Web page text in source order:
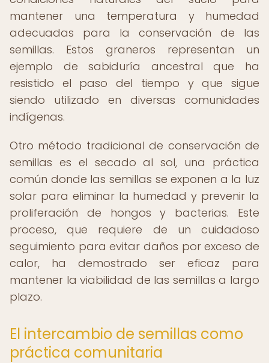
mantener una temperatura y humedad
adecuadas para la conservación de las
semillas. Estos graneros representan un
ejemplo de sabiduría ancestral que ha
resistido el paso del tiempo y que sigue
siendo utilizado en diversas comunidades
indígenas.
Otro método tradicional de conservación de
semillas es el secado al sol, una práctica
común donde las semillas se exponen a la luz
solar para eliminar la humedad y prevenir la
proliferación de hongos y bacterias. Este
proceso, que requiere de un cuidadoso
seguimiento para evitar daños por exceso de
calor, ha demostrado ser eficaz para
mantener la viabilidad de las semillas a largo
plazo.
El intercambio de semillas como
práctica comunitaria